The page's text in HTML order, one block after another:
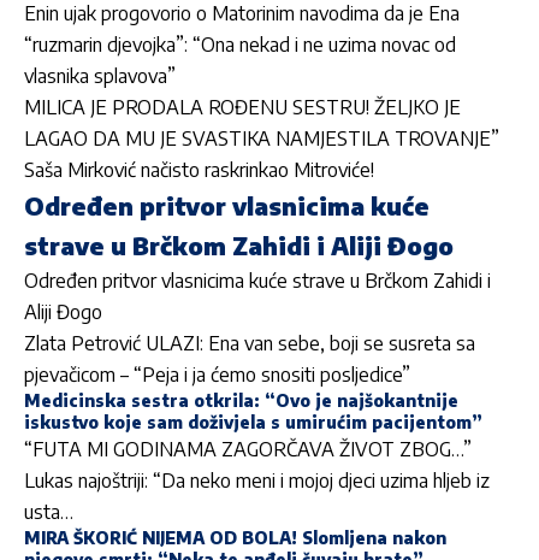
Enin ujak progovorio o Matorinim navodima da je Ena
“ruzmarin djevojka”: “Ona nekad i ne uzima novac od
vlasnika splavova”
MILICA JE PRODALA ROĐENU SESTRU! ŽELJKO JE
LAGAO DA MU JE SVASTIKA NAMJESTILA TROVANJE”
Saša Mirković načisto raskrinkao Mitroviće!
Određen pritvor vlasnicima kuće
strave u Brčkom Zahidi i Aliji Đogo
Određen pritvor vlasnicima kuće strave u Brčkom Zahidi i
Aliji Đogo
Zlata Petrović ULAZI: Ena van sebe, boji se susreta sa
pjevačicom – “Peja i ja ćemo snositi posljedice”
Medicinska sestra otkrila: “Ovo je najšokantnije
iskustvo koje sam doživjela s umirućim pacijentom”
“FUTA MI GODINAMA ZAGORČAVA ŽIVOT ZBOG…”
Lukas najoštriji: “Da neko meni i mojoj djeci uzima hljeb iz
usta…
MIRA ŠKORIĆ NIJEMA OD BOLA! Slomljena nakon